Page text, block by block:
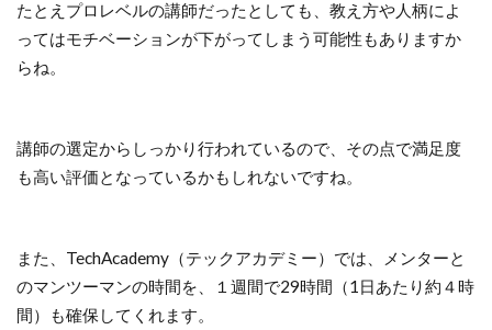
たとえプロレベルの講師だったとしても、教え方や人柄によ
ってはモチベーションが下がってしまう可能性もありますか
らね。
講師の選定からしっかり行われているので、その点で満足度
も高い評価となっているかもしれないですね。
また、TechAcademy（テックアカデミー）では、メンターと
のマンツーマンの時間を、１週間で29時間（1日あたり約４時
間）も確保してくれます。